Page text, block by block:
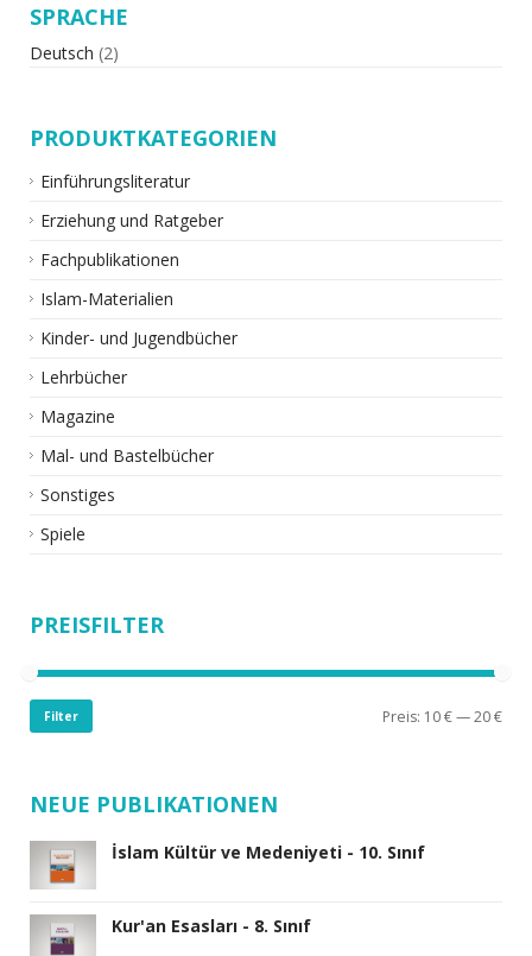
SPRACHE
Deutsch (2)
PRODUKTKATEGORIEN
Einführungsliteratur
Erziehung und Ratgeber
Fachpublikationen
Islam-Materialien
Kinder- und Jugendbücher
Lehrbücher
Magazine
Mal- und Bastelbücher
Sonstiges
Spiele
PREISFILTER
Filter Preis: 10 €—20 €
NEUE PUBLIKATIONEN
İslam Kültür ve Medeniyeti - 10. Sınıf
Kur'an Esasları - 8. Sınıf